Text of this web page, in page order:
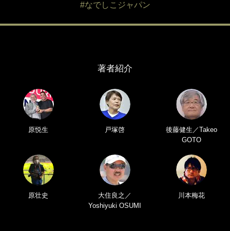
#なでしこジャパン
著者紹介
原悦生 戸塚啓
後藤健生／Takeo
GOTO
原壮史
大住良之／
Yoshiyuki OSUMI
川本梅花